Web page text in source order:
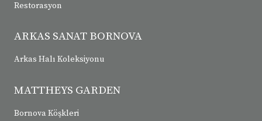
Restorasyon
ARKAS SANAT BORNOVA
Arkas Halı Koleksiyonu
MATTHEYS GARDEN
Bornova Köşkleri